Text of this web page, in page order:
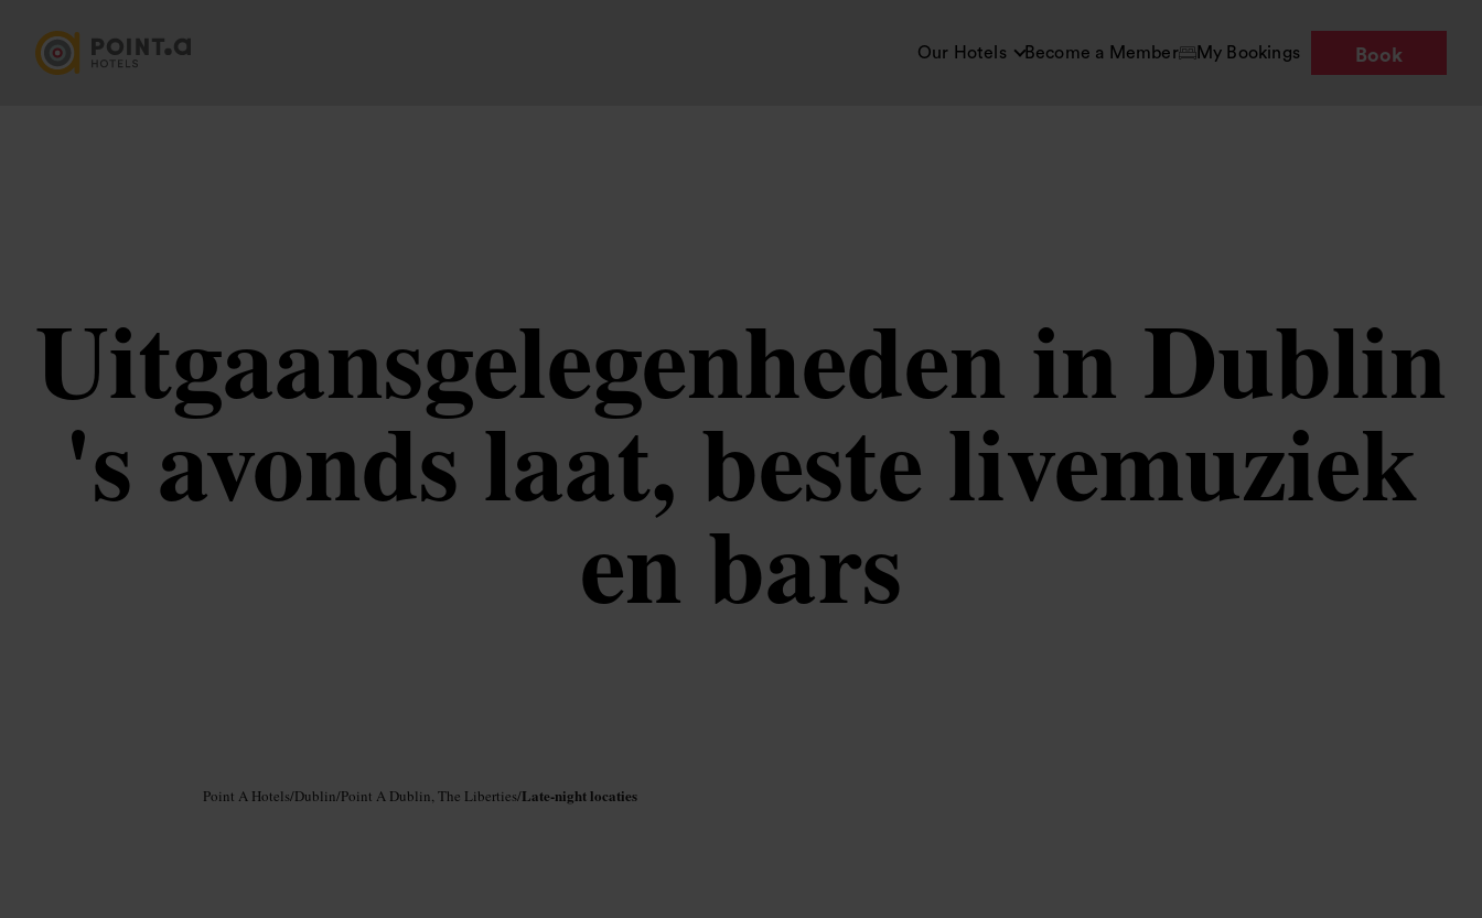
Our Hotels Become a Member My Bookings Book
Uitgaansgelegenheden in Dublin
's avonds laat, beste livemuziek
en bars
Point A Hotels/Dublin/Point A Dublin, The Liberties/Late-night locaties